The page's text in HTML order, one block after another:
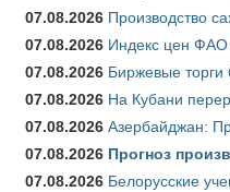
07.08.2026 Производство
07.08.2026 Индекс цен ФАО
07.08.2026 Биржевые
07.08.2026 На Кубани
07.08.2026 Азербайджан:
07.08.2026 Прогноз
07.08.2026 Белорусские